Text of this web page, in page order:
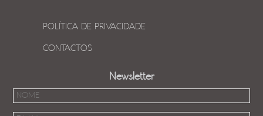
POLÍTICA DE PRIVACIDADE
CONTACTOS
Newsletter